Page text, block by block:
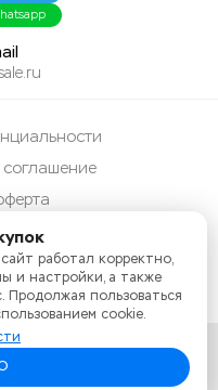
соглашение
Все права защищены
работал корректно,
и настройки, а также
Продолжая пользоваться
cookie.